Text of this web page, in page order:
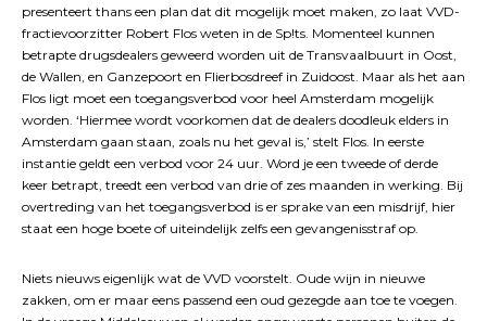
presenteert thans een plan dat dit mogelijk moet maken, zo laat VVD-
fractievoorzitter Robert Flos weten in de Sp!ts. Momenteel kunnen
betrapte drugsdealers geweerd worden uit de Transvaalbuurt in Oost,
de Wallen, en Ganzepoort en Flierbosdreef in Zuidoost. Maar als het aan
Flos ligt moet een toegangsverbod voor heel Amsterdam mogelijk
worden. ‘Hiermee wordt voorkomen dat de dealers doodleuk elders in
Amsterdam gaan staan, zoals nu het geval is,’ stelt Flos. In eerste
instantie geldt een verbod voor 24 uur. Word je een tweede of derde
keer betrapt, treedt een verbod van drie of zes maanden in werking. Bij
overtreding van het toegangsverbod is er sprake van een misdrijf, hier
staat een hoge boete of uiteindelijk zelfs een gevangenisstraf op.
Niets nieuws eigenlijk wat de VVD voorstelt. Oude wijn in nieuwe
zakken, om er maar eens passend een oud gezegde aan toe te voegen.